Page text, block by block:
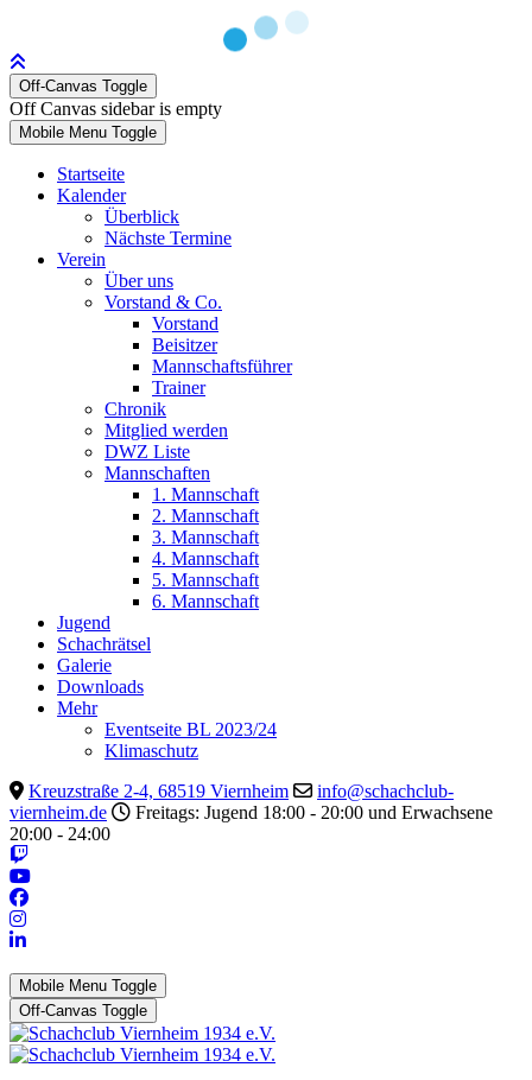
Off-Canvas Toggle
Off Canvas sidebar is empty
Mobile Menu Toggle
Startseite
Kalender
Überblick
Nächste Termine
Verein
Über uns
Vorstand & Co.
Vorstand
Beisitzer
Mannschaftsführer
Trainer
Chronik
Mitglied werden
DWZ Liste
Mannschaften
1. Mannschaft
2. Mannschaft
3. Mannschaft
4. Mannschaft
5. Mannschaft
6. Mannschaft
Jugend
Schachrätsel
Galerie
Downloads
Mehr
Eventseite BL 2023/24
Klimaschutz
Kreuzstraße 2-4, 68519 Viernheim
info@schachclub-
viernheim.de
Freitags: Jugend 18:00 - 20:00 und Erwachsene
20:00 - 24:00
Mobile Menu Toggle
Off-Canvas Toggle